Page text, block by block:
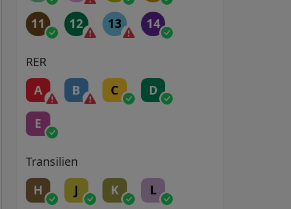
11 12 13 14
RER
A B C D
E
Transilien
H J K L